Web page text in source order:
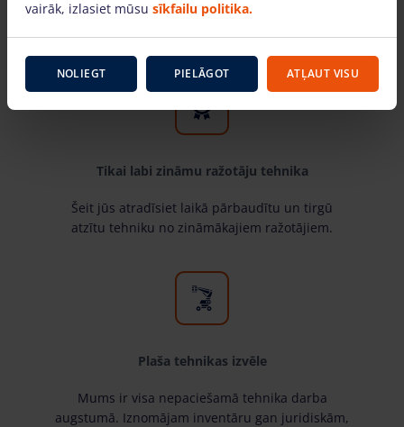
lielākajās Latvijas pilsētās. Tehniku piegādājam
visā Latvijā.
Tikai labi zināmu ražotāju tehnika
Šeit jūs atradīsiet laikā pārbaudītu un tirgū
atzītu tehniku no zināmākajiem ražotājiem.
Plaša tehnikas izvēle
Mums ir visa nepaciešamā tehnika darba
augstumā. Iznomājam inventāru gan juridiskām,
vairāk, izlasiet mūsu sīkfailu politika.
NOLIEGT PIELĀGOT ATĻAUT VISU